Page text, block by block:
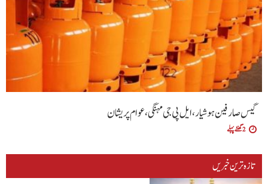
گیس صارفین ہوشیار، ایل پی جی مہنگی، عوام پریشان
2 گھنٹے پہلے
تازہ ترین خبریں